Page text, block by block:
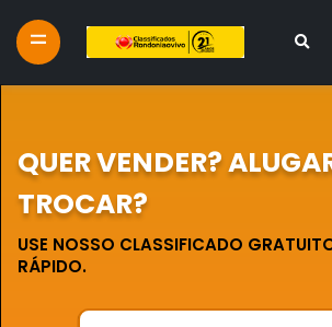
QUER VENDER?
TROCAR?
USE NOSSO CLASSIFICADO
RÁPIDO.